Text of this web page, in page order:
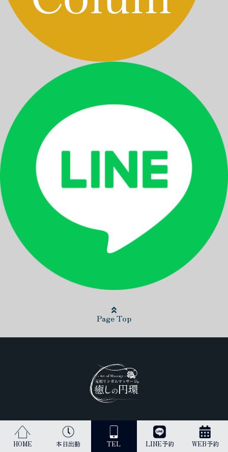
HOME 本日出勤 TEL LINE予約 WEB予約
Page Top
日本最高峰のリンガムマッサージ（男性器への丁寧なマッサージ）を
受けられるのは当店だけです。
古来より、王のみに与えられてきた施術を貴方にご提供します。